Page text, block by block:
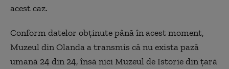
acest caz.
Conform datelor obținute până în acest moment,
Muzeul din Olanda a transmis că nu exista pază
umană 24 din 24, însă nici Muzeul de Istorie din țară